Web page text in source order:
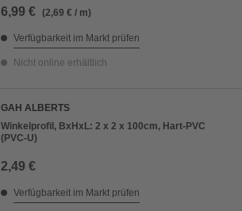
6,99 € (2,69 € / m)
Verfügbarkeit im Markt prüfen
Nicht online erhältlich
GAH ALBERTS
Winkelprofil, BxHxL: 2 x 2 x 100cm, Hart-PVC
(PVC-U)
2,49 €
Verfügbarkeit im Markt prüfen